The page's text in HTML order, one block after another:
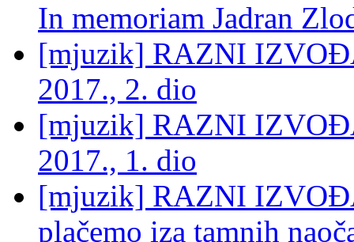
In memoriam Jadran
[mjuzik] RAZNI
2017., 2. dio
[mjuzik] RAZNI
2017., 1. dio
[mjuzik] RAZNI
plačemo iza tamnih